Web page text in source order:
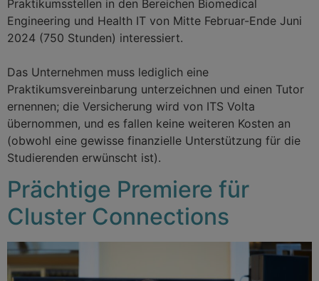
Praktikumsstellen in den Bereichen Biomedical
Engineering und Health IT von Mitte Februar-Ende Juni
2024 (750 Stunden) interessiert.
Das Unternehmen muss lediglich eine
Praktikumsvereinbarung unterzeichnen und einen Tutor
ernennen; die Versicherung wird von ITS Volta
übernommen, und es fallen keine weiteren Kosten an
(obwohl eine gewisse finanzielle Unterstützung für die
Studierenden erwünscht ist).
Prächtige Premiere für
Cluster Connections